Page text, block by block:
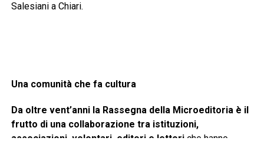
Salesiani a Chiari.
Una comunità che fa cultura
Da oltre vent’anni la Rassegna della Microeditoria è il
frutto di una collaborazione tra istituzioni,
associazioni, volontari, editori e lettoriche hanno